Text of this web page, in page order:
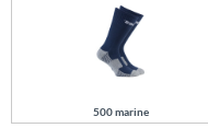
500 marine